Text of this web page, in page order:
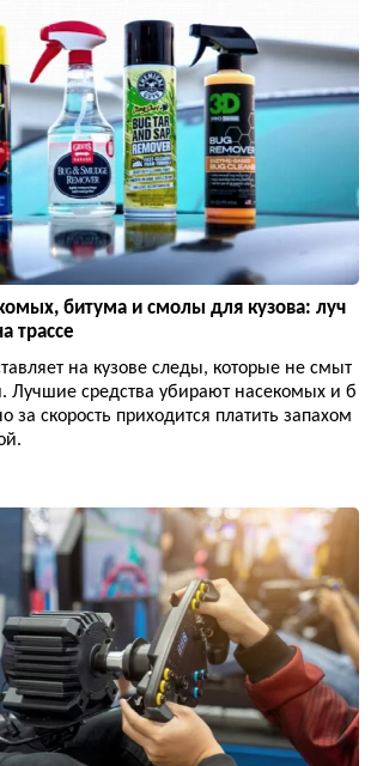
битума и смолы для кузова: луч
трассе
на кузове следы, которые не смыт
Лучшие средства убирают насекомых и б
за скорость приходится платить запахом